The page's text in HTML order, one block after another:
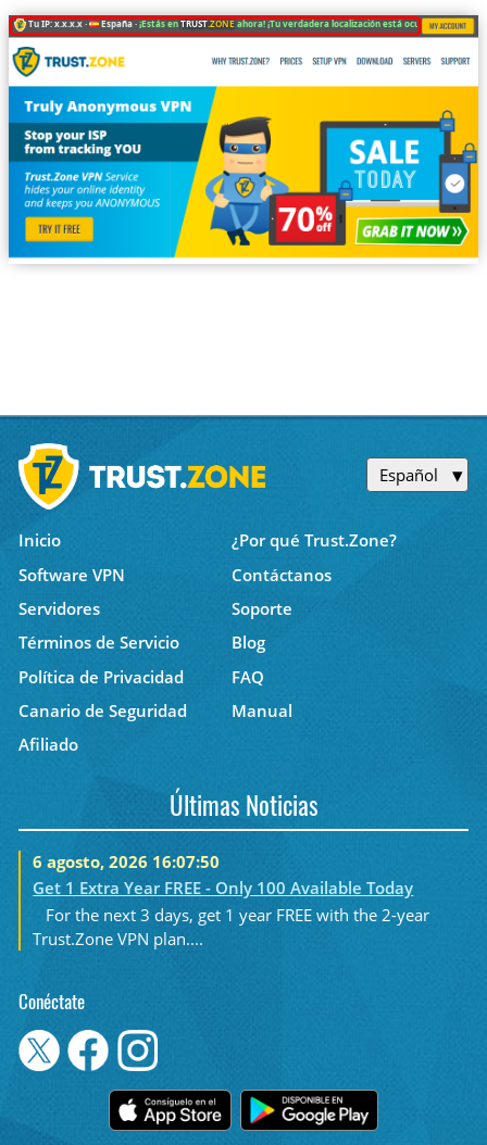
Tu IP: x.x.x.x · España ·¡Estás enTRUST.ZONEahora! ¡Tu verdadera localización está oculta!
Español
Inicio
¿Por qué Trust.Zone?
Software VPN
Contáctanos
Servidores
Soporte
Términos de Servicio
Blog
Política de Privacidad
FAQ
Canario de Seguridad
Manual
Afiliado
Últimas Noticias
6 agosto, 2026 16:07:50
Get 1 Extra Year FREE - Only 100 Available Today
For the next 3 days, get 1 year FREE with the 2-year
Trust.Zone VPN plan....
Conéctate